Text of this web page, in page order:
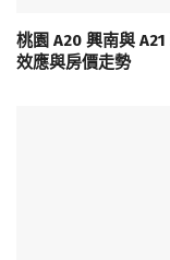
桃園 A20 興南與
效應與房價走勢